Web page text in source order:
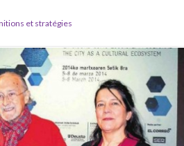
et stratégies